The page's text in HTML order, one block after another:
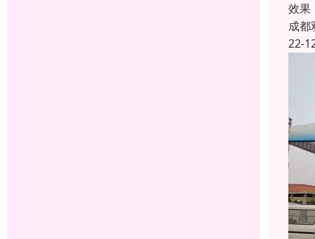
效果
成都
22-